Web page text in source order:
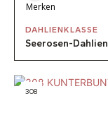
Merken
DAHLIENKLASSE
Seerosen-Dahlien
308